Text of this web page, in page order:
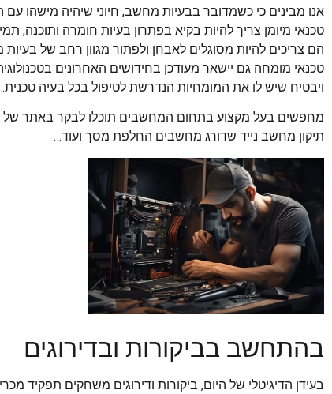
אנו מבינים כי כשמדובר בבעיות מחשב, חיוני שיהיה מישהו עם
טכנאי מיומן צריך להיות בקיא בפתרון בעיות חומרה ותוכנה,
הם צריכים להיות מסוגלים לאבחן ולפתור מגוון רחב של
טכנאי מומחה גם יישאר מעודכן בחידושים האחרונים
ויבטיח שיש לו את המומחיות הנדרשת לטיפול בכל בעיה טכנית.
מחפשים בעל מקצוע בתחום המחשבים תוכלו לבקר באתר של
תיקון מחשב נייד שדורג מחשבים החלפת מסך ועוד…
בהתחשב בביקורות ובדירוגים
בעידן הדיגיטלי של היום, ביקורות ודירוגים משחקים תפקיד